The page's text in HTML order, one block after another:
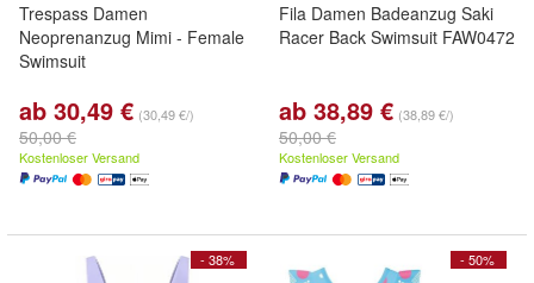
Trespass Damen
Neoprenanzug Mimi - Female
Swimsuit
ab 30,49 € (30,49 €/)
50,00 €
Kostenloser Versand
Fila Damen Badeanzug Saki
Racer Back Swimsuit FAW0472
ab 38,89 € (38,89 €/)
50,00 €
Kostenloser Versand
- 38% - 50%